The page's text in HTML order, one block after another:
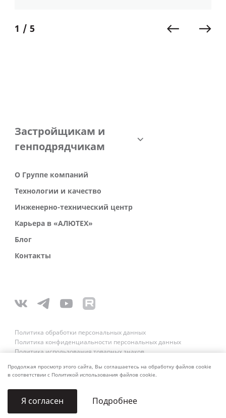
1 / 5
Застройщикам и
генподрядчикам
О Группе компаний
Технологии и качество
Инженерно-технический центр
Карьера в «АЛЮТЕХ»
Блог
Контакты
Политика обработки персональных данных
Политика конфиденциальности персональных данных
Политика использования товарных знаков
Связаться со службой безопасности
Продолжая просмотр этого сайта, Вы соглашаетесь на обработку файлов cookie
в соответствии с Политикой использования файлов cookie.
Я согласен Подробнее